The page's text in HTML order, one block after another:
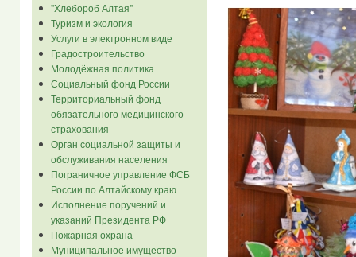
"Хлебороб Алтая"
Туризм и экология
Услуги в электронном виде
Градостроительство
Молодёжная политика
Социальный фонд России
Территориальный фонд
обязательного медицинского
страхования
Орган социальной защиты и
обслуживания населения
Пограничное управление ФСБ
России по Алтайскому краю
Исполнение поручений и
указаний Президента РФ
Пожарная охрана
Муниципальное имущество